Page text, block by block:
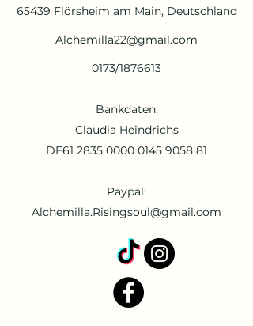
65439 Flörsheim am Main, Deutschland
Alchemilla22@gmail.com
0173/1876613
Bankdaten:
Claudia Heindrichs
DE61 2835 0000 0145 9058 81
Paypal:
Alchemilla.Risingsoul@gmail.com